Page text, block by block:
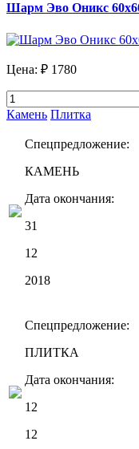
Шарм Эво Оникс
Цена: ₽ 1780
Камень Плитка
Спецпредложение:
КАМЕНЬ
Дата окончания:
31
12
2018
Спецпредложение:
ПЛИТКА
Дата окончания:
12
12